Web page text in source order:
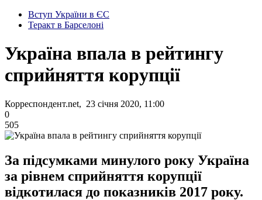
Вступ України в ЄС
Теракт в Барселоні
Україна впала в рейтингу
сприйняття корупції
Корреспондент.net, 23 січня 2020, 11:00
0
505
За підсумками минулого року Україна
за рівнем сприйняття корупції
відкотилася до показників 2017 року.